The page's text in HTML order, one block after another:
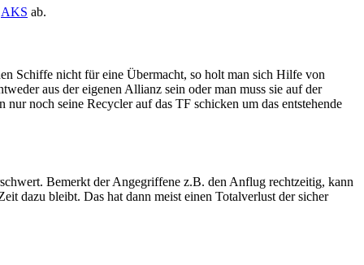
AKS ab.
Schiffe nicht für eine Übermacht, so holt man sich Hilfe von
aus der eigenen Allianz sein oder man muss sie auf der
noch seine Recycler auf das TF schicken um das entstehende
Bemerkt der Angegriffene z.B. den Anflug rechtzeitig, kann
dazu bleibt. Das hat dann meist einen Totalverlust der sicher